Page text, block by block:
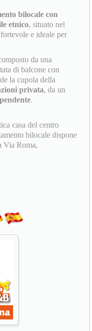
bilocale con
etnico, situato nel
e ideale per
da una
di balcone con
la cupola della
privata, da un
.
casa del centro
bilocale dispone
Via Roma,